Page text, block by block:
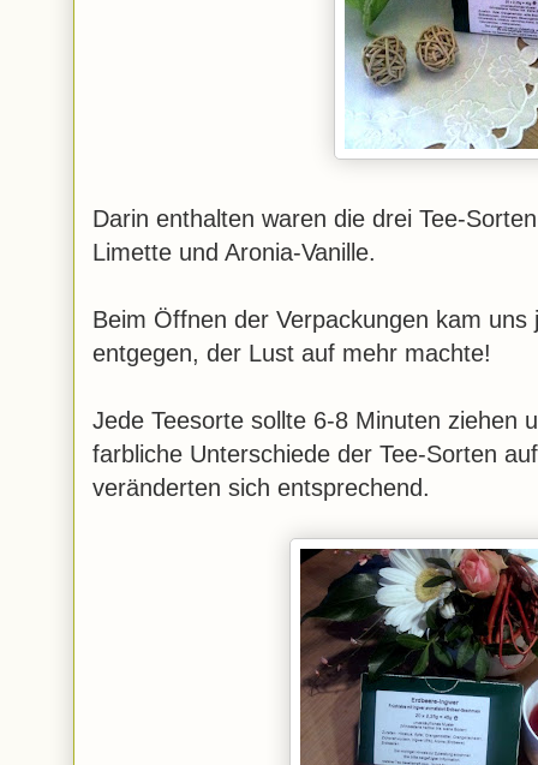
Darin enthalten waren die drei Tee-
Limette und Aronia-Vanille.
Beim Öffnen der Verpackungen kam uns
entgegen, der Lust auf mehr machte!
Jede Teesorte sollte 6-8 Minuten ziehen
farbliche Unterschiede der Tee-Sorten
veränderten sich entsprechend.